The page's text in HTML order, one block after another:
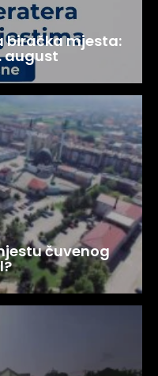
biračka mjesta:
august
čuvenog